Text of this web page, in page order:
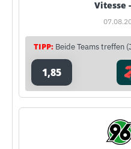
Vitesse
TIPP: Beide Teams treffen
1,85